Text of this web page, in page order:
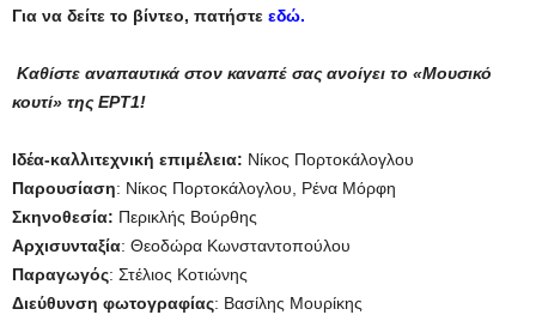
Για να δείτε το βίντεο, πατήστε εδώ.
Καθίστε αναπαυτικά στον καναπέ σας ανοίγει το «Μουσικό
κουτί» της ΕΡΤ1!
Ιδέα-καλλιτεχνική επιμέλεια: Νίκος Πορτοκάλογλου
Παρουσίαση: Νίκος Πορτοκάλογλου, Ρένα Μόρφη
Σκηνοθεσία: Περικλής Βούρθης
Αρχισυνταξία: Θεοδώρα Κωνσταντοπούλου
Παραγωγός: Στέλιος Κοτιώνης
Διεύθυνση φωτογραφίας: Βασίλης Μουρίκης